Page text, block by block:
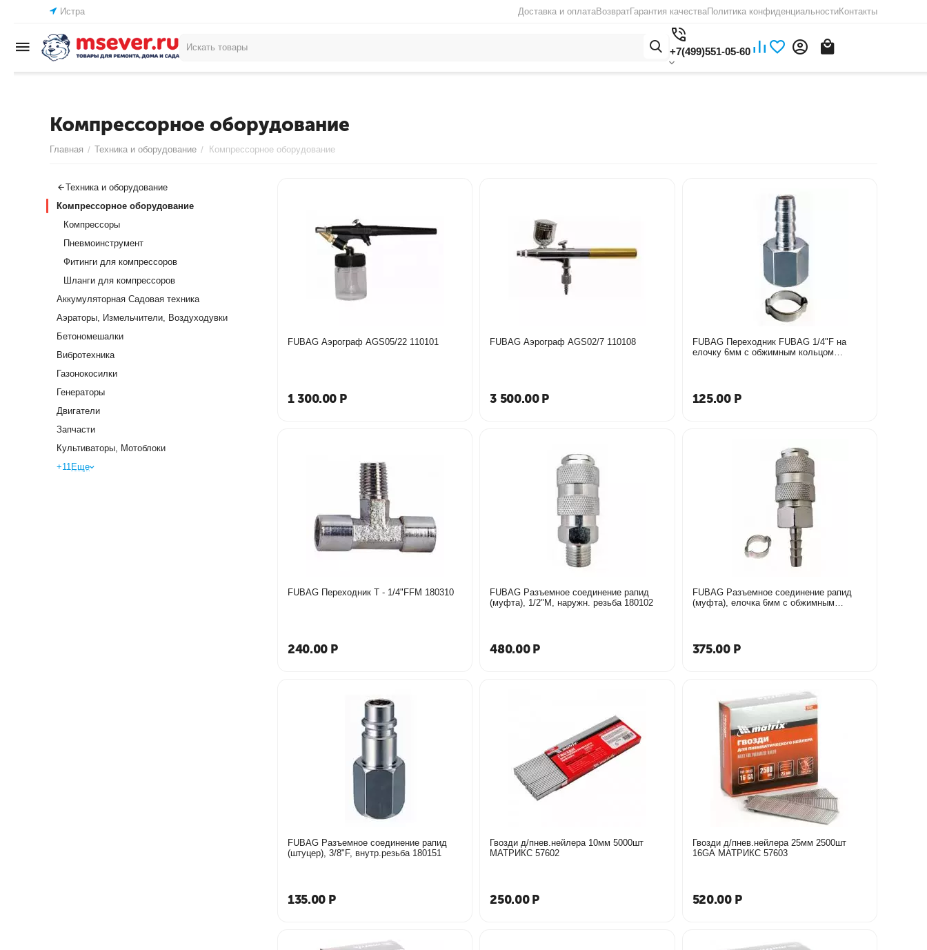
Истра Доставка и оплатаВозвратГарантия качестваПолитика конфиденциальностиКонтакты
+7(499)551-05-60
Компрессорное оборудование
Главная / Техника и оборудование / Компрессорное оборудование
FUBAG Аэрограф AGS05/22 110101
1 300.00 Р
FUBAG Аэрограф AGS02/7 110108
3 500.00 Р
FUBAG Переходник FUBAG 1/4"F на
елочку 6мм с обжимным кольцом
125.00 Р
FUBAG Переходник T - 1/4"FFM 180310
240.00 Р
FUBAG Разъемное соединение рапид
(муфта), 1/2"M, наружн. резьба 180102
480.00 Р
FUBAG Разъемное соединение рапид
(муфта), елочка 6мм с обжимным
375.00 Р
FUBAG Разъемное соединение рапид
(штуцер), 3/8"F, внутр.резьба 180151
135.00 Р
Гвозди д/пнев.нейлера 10мм 5000шт
МАТРИКС 57602
250.00 Р
Гвозди д/пнев.нейлера 25мм 2500шт
16GA МАТРИКС 57603
520.00 Р
Техника и оборудование
Компрессорное оборудование
Компрессоры
Пневмоинструмент
Фитинги для компрессоров
Шланги для компрессоров
Аккумуляторная Садовая техника
Аэраторы, Измельчители, Воздуходувки
Бетономешалки
Вибротехника
Газонокосилки
Генераторы
Двигатели
Запчасти
Культиваторы, Мотоблоки
+11Еще